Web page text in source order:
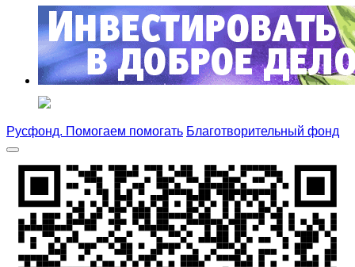
Русфонд. Помогаем помогать Благотворительный фонд